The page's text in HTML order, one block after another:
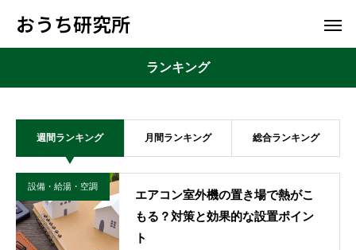
おうち研究所
ランキング
週間ランキング 月間ランキング 総合ランキング
設備・給湯・空調
エアコン室外機の置き場で熱がこ
もる？対策と効果的な設置ポイン
ト